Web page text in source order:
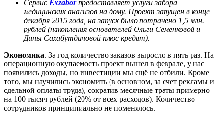
Сервис Exzabor предоставляет услуги забора
медицинских анализов на дому. Проект запущен в конце
декабря 2015 года, на запуск было потрачено 1,5 млн.
рублей (накопления основателей Ольги Семенковой и
Дины Сахабутдиновой плюс кредит).
Экономика. За год количество заказов выросло в пять раз. На
операционную окупаемость проект вышел в феврале, у нас
появились доходы, но инвестиции мы ещё не отбили. Кроме
того, мы научились экономить (в основном, за счет рекламы и
сдельной оплаты труда), сократив месячные траты примерно
на 100 тысяч рублей (20% от всех расходов). Количество
сотрудников принципиально не поменялось.